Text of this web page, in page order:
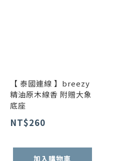
【 泰國連線 】breezy
精油原木線香 附贈大象
底座
NT$260
加入購物車